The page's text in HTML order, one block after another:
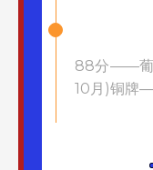
88分——葡
10月)铜牌